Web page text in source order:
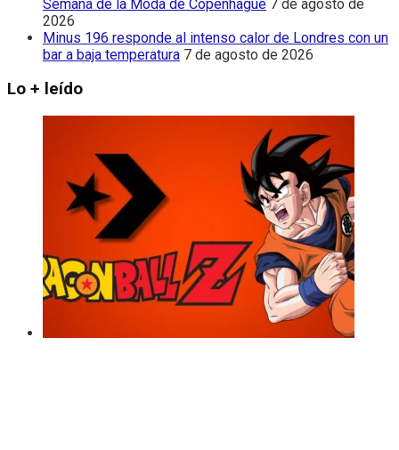
Semana de la Moda de Copenhague 7 de agosto de
2026
Minus 196 responde al intenso calor de Londres con un
bar a baja temperatura 7 de agosto de 2026
Lo + leído